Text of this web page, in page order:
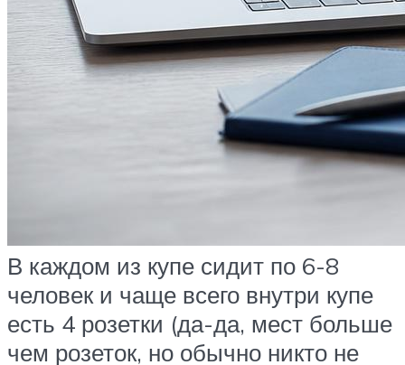
В каждом из купе сидит по 6-8
человек и чаще всего внутри купе
есть 4 розетки (да-да, мест больше
чем розеток, но обычно никто не